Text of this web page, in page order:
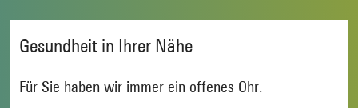
Gesundheit in Ihrer Nähe
Für Sie haben wir immer ein offenes Ohr.